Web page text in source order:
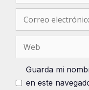
Guarda mi
en este